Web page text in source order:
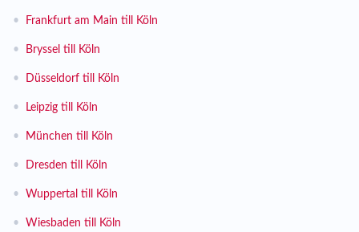
• Frankfurt am Main till Köln
• Bryssel till Köln
• Düsseldorf till Köln
• Leipzig till Köln
• München till Köln
• Dresden till Köln
• Wuppertal till Köln
• Wiesbaden till Köln